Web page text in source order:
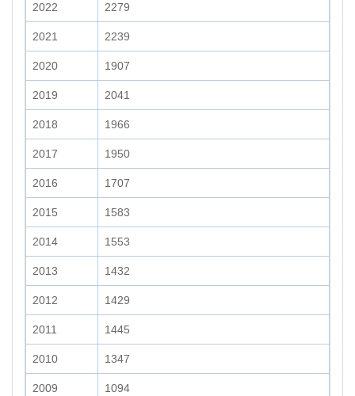
2022 2279
2021 2239
2020 1907
2019 2041
2018 1966
2017 1950
2016 1707
2015 1583
2014 1553
2013 1432
2012 1429
2011 1445
2010 1347
2009 1094